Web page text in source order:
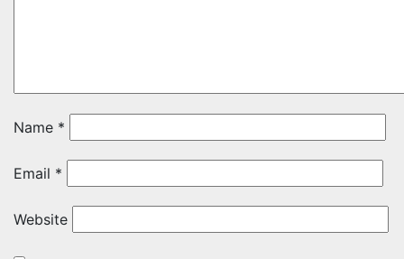
Name *
Email *
Website